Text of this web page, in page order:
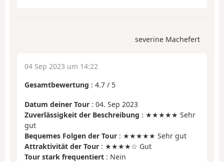
severine Machefert
04 Sep 2023 um 14:22
Gesamtbewertung : 4.7 / 5
Datum deiner Tour : 04. Sep 2023
Zuverlässigkeit der Beschreibung : ★★★★★ Sehr
gut
Bequemes Folgen der Tour : ★★★★★ Sehr gut
Attraktivität der Tour : ★★★★☆ Gut
Tour stark frequentiert : Nein